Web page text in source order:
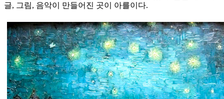
글, 그림, 음악이 만들어진 곳이 아를이다.